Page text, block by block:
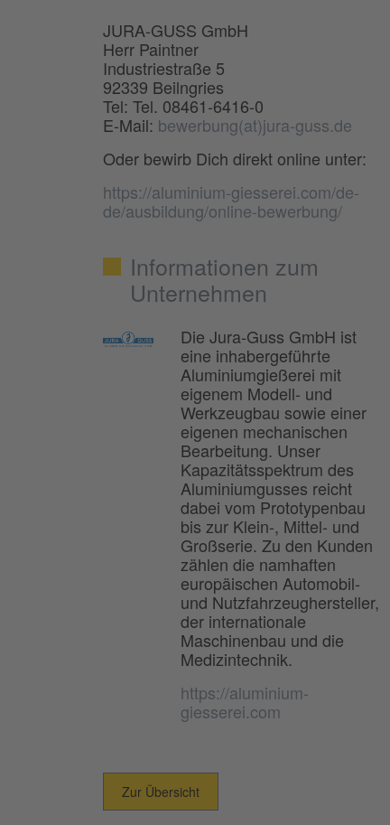
JURA-GUSS GmbH
Herr Paintner
Industriestraße 5
92339 Beilngries
Tel: Tel. 08461-6416-0
E-Mail: bewerbung(at)jura-guss.de
Oder bewirb Dich direkt online unter:
https://aluminium-giesserei.com/de-
de/ausbildung/online-bewerbung/
Informationen zum
Unternehmen
Die Jura-Guss GmbH ist
eine inhabergeführte
Aluminiumgießerei mit
eigenem Modell- und
Werkzeugbau sowie einer
eigenen mechanischen
Bearbeitung. Unser
Kapazitätsspektrum des
Aluminiumgusses reicht
dabei vom Prototypenbau
bis zur Klein-, Mittel- und
Großserie. Zu den Kunden
zählen die namhaften
europäischen Automobil-
und Nutzfahrzeughersteller,
der internationale
Maschinenbau und die
Medizintechnik.
https://aluminium-
giesserei.com
Zur Übersicht